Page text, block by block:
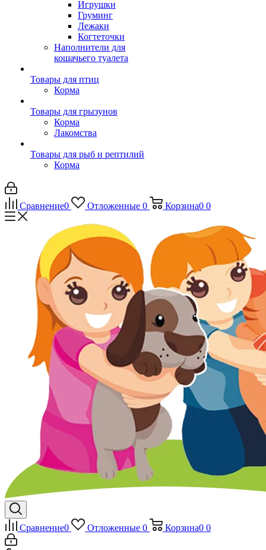
Игрушки
Груминг
Лежаки
Когтеточки
Наполнители для
кошачьего туалета
Товары для птиц
Корма
Товары для грызунов
Корма
Лакомства
Товары для рыб и рептилий
Корма
Сравнение0 Отложенные 0 Корзина0 0
Сравнение0 Отложенные 0 Корзина0 0